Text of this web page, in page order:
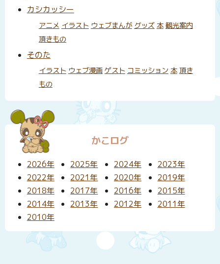
カシカッシー
アニメ イラスト ウェブまんが グッズ 本 観光案内
頂きもの
そのた
イラスト ウェブ漫画 ゲスト コミッション 本 頂き
もの
かこログ
2026年 2025年 2024年
2023年
2022年
2021年 2020年
2019年
2018年
2017年 2016年
2015年
2014年
2013年 2012年
2011年
2010年